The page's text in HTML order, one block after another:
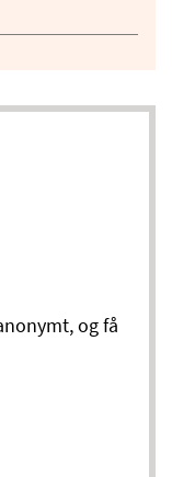
og få